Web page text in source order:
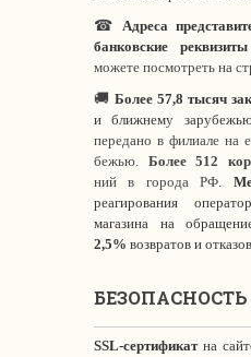
☎Адреса
банковские реквизиты
можете посмотреть на
🚚 Более 57,8 тысяч
и ближнему
передано в филиале на
бежью. Более 512
ний в города РФ.
реагирования
магазина на
2,5% возвратов и
БЕЗОПАСНОСТЬ
SSL-сертификатна